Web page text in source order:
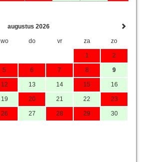
augustus 2026
wo do vr za zo
1 2
5 6 7 8 9
12 13 14 15 16
19 20 21 22 23
26 27 28 29 30